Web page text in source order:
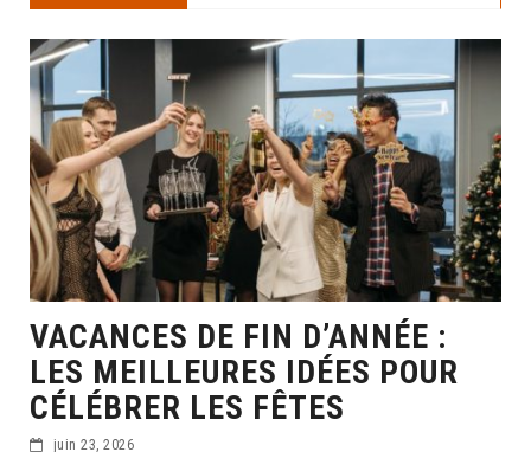
VACANCES DE FIN D’ANNÉE :
LES MEILLEURES IDÉES POUR
CÉLÉBRER LES FÊTES
juin 23, 2026